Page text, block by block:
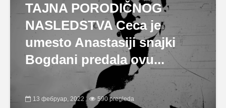
TAJNA PORODIČNOG
NASLEDSTVA Ceca je
umesto Anastasiji snajki
Bogdani predala ovu...
13 фебруар, 2022 590 pregleda